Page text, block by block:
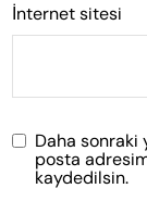
İnternet sitesi
Daha sonraki
posta
kaydedilsin.